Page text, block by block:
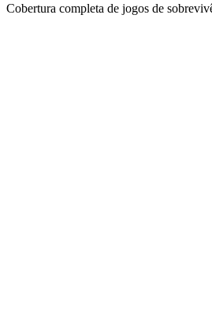
Cobertura completa de jogos de